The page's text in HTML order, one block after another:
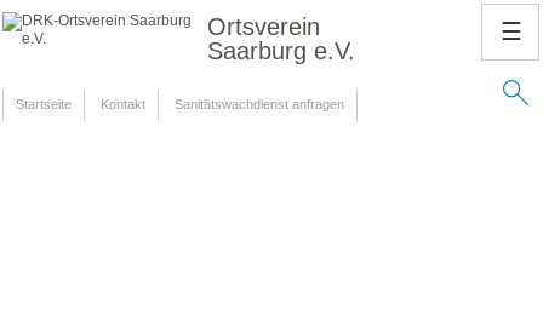
Ortsverein
Saarburg e.V.
Startseite Kontakt Sanitätswachdienst anfragen
☰